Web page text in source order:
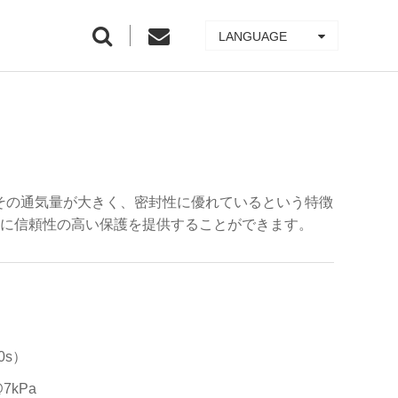
LANGUAGE
通気量が大きく、密封性に優れているという特徴
信頼性の高い保護を提供することができます。
）